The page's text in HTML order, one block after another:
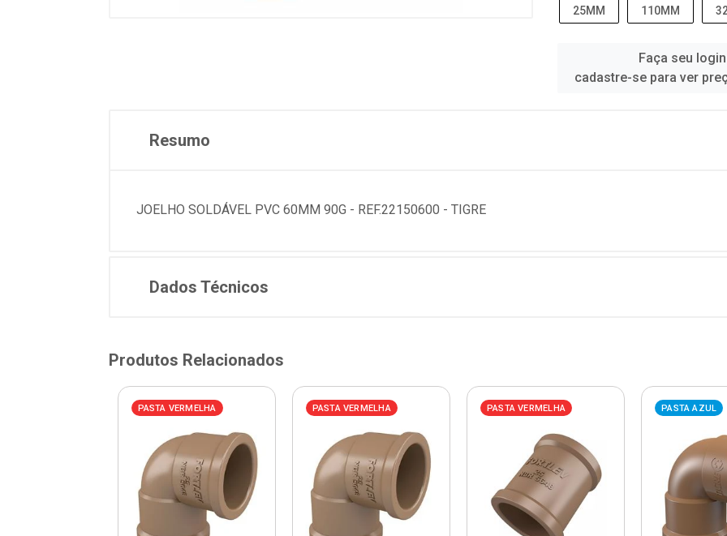
25MM 110MM
Faça seu
cadastre-se para ver
Resumo
JOELHO SOLDÁVEL PVC 60MM 90G - REF.22150600 - TIGRE
Dados Técnicos
Produtos Relacionados
PASTA VERMELHA PASTA VERMELHA PASTA VERMELHA PASTA AZUL